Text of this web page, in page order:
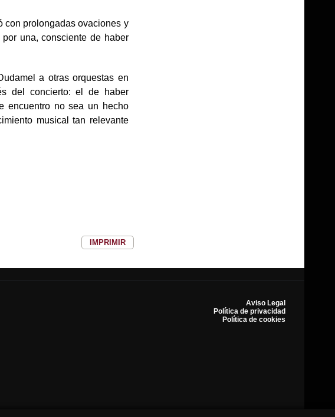
con prolongadas ovaciones y
una, consciente de haber
a otras orquestas en
del concierto: el de haber
encuentro no sea un hecho
musical tan relevante
IMPRIMIR
Aviso Legal
Política de privacidad
Política de cookies